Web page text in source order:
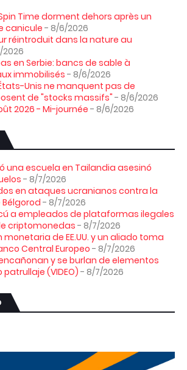
Time dorment dehors après un
canicule - 8/6/2026
réintroduit dans la nature au
en Serbie: bancs de sable à
immobilisés - 8/6/2026
Unis ne manquent pas de
de "stocks massifs" - 8/6/2026
2026 - Mi-journée - 8/6/2026
una escuela en Tailandia asesinó
- 8/7/2026
en ataques ucranianos contra la
- 8/7/2026
a empleados de plataformas ilegales
criptomonedas - 8/7/2026
de EE.UU. y un aliado toma
Central Europeo - 8/7/2026
y se burlan de elementos
(VIDEO) - 8/7/2026